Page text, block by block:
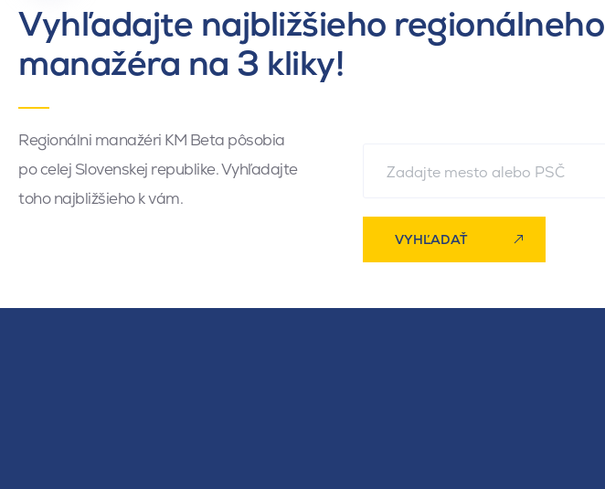
Vyhľadajte najbližšieho regionálneho
manažéra na 3 kliky!
Regionálni manažéri KM Beta pôsobia
po celej Slovenskej republike. Vyhľadajte
toho najbližšieho k vám.
VYHĽADAŤ